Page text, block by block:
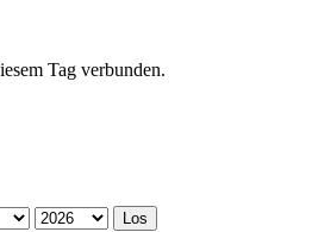
Tag verbunden.